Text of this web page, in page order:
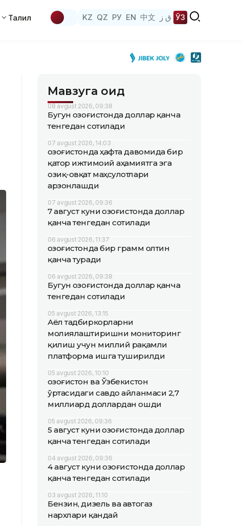
Таҳлил KZ QZ РУ EN 中文 ق ز ЎЗ
Мавзуга оид
08 avgust 2026, 09:38
Бугун Қозоғистонда доллар қанча
тенгедан сотилади
07 avgust 2026, 14:03
Қозоғистонда ҳафта давомида бир
қатор ижтимоий аҳамиятга эга
озиқ-овқат маҳсулотлари
арзонлашди
07 avgust 2026, 09:36
7 август куни Қозоғистонда доллар
қанча тенгедан сотилади
06 avgust 2026, 11:37
Қозоғистонда бир грамм олтин
қанча туради
06 avgust 2026, 09:38
Бугун Қозоғистонда доллар қанча
тенгедан сотилади
05 avgust 2026, 13:15
Аёл тадбиркорларни
молиялаштиришни мониторинг
қилиш учун миллий рақамли
платформа ишга туширилди
05 avgust 2026, 10:10
Қозоғистон ва Ўзбекистон
ўртасидаги савдо айланмаси 2,7
миллиард доллардан ошди
05 avgust 2026, 09:36
5 август куни Қозоғистонда доллар
қанча тенгедан сотилади
04 avgust 2026, 09:36
4 август куни Қозоғистонда доллар
қанча тенгедан сотилади
03 avgust 2026, 11:10
Бензин, дизель ва автогаз
нархлари қандай